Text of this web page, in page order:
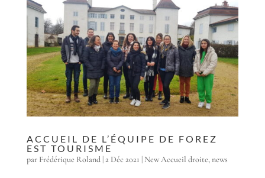
ACCUEIL DE L’ÉQUIPE DE FOREZ
EST TOURISME
par Frédérique Roland|2 Déc 2021 | New Accueil droite,news